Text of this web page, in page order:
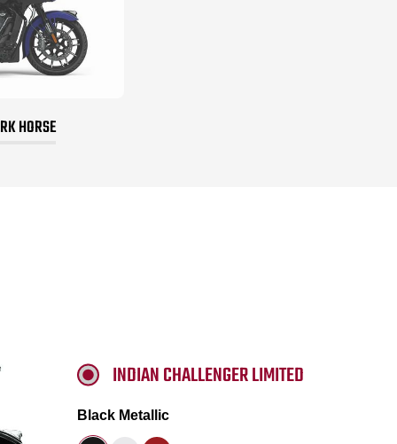
HORSE
INDIAN CHALLENGER LIMITED
Black Metallic